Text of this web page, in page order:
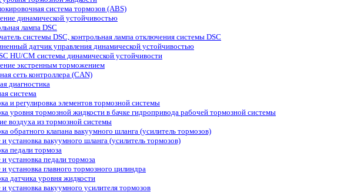
система тормозов (ABS)
динамической устойчивостью
лампа DSC
системы DSC, контрольная лампа отключения системы DSC
датчик управления динамической устойчивостью
HU/CM системы динамической устойчивости
экстренным торможением
сеть контроллера (CAN)
диагностика
система
и регулировка элементов тормозной системы
уровня тормозной жидкости в бачке гидропривода рабочей тормозной системы
воздуха из тормозной системы
обратного клапана вакуумного шланга (усилитель тормозов)
установка вакуумного шланга (усилитель тормозов)
педали тормоза
установка педали тормоза
установка главного тормозного цилиндра
датчика уровня жидкости
установка вакуумного усилителя тормозов